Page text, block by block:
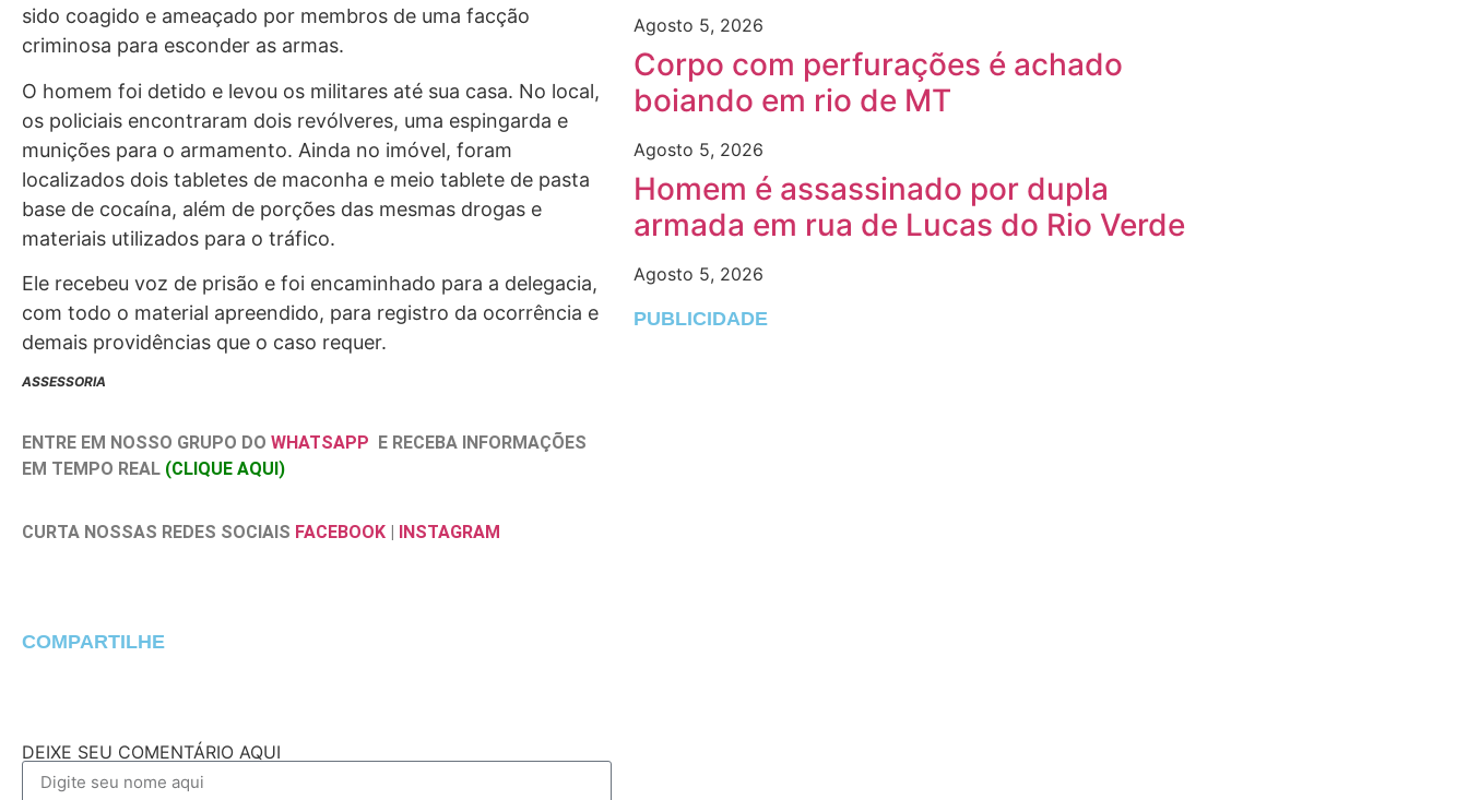
sido coagido e ameaçado por membros de uma facção
criminosa para esconder as armas.
O homem foi detido e levou os militares até sua casa. No local,
os policiais encontraram dois revólveres, uma espingarda e
munições para o armamento. Ainda no imóvel, foram
localizados dois tabletes de maconha e meio tablete de pasta
base de cocaína, além de porções das mesmas drogas e
materiais utilizados para o tráfico.
Ele recebeu voz de prisão e foi encaminhado para a delegacia,
com todo o material apreendido, para registro da ocorrência e
demais providências que o caso requer.
ASSESSORIA
ENTRE EM NOSSO GRUPO DO WHATSAPP E RECEBA INFORMAÇÕES
EM TEMPO REAL (CLIQUE AQUI)
CURTA NOSSAS REDES SOCIAIS FACEBOOK | INSTAGRAM
COMPARTILHE
DEIXE SEU COMENTÁRIO AQUI
Agosto 5, 2026
Corpo com perfurações é achado
boiando em rio de MT
Agosto 5, 2026
Homem é assassinado por dupla
armada em rua de Lucas do Rio Verde
Agosto 5, 2026
PUBLICIDADE